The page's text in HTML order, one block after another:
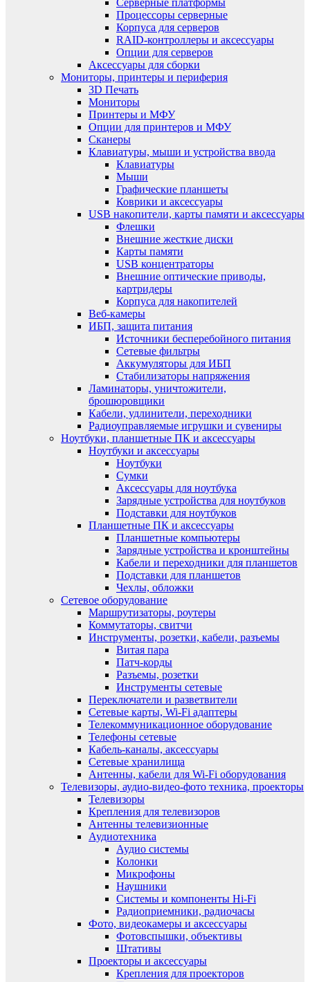
Серверные платформы
Процессоры серверные
Корпуса для серверов
RAID-контроллеры и аксессуары
Опции для серверов
Аксессуары для сборки
Мониторы, принтеры и периферия
3D Печать
Мониторы
Принтеры и МФУ
Опции для принтеров и МФУ
Сканеры
Клавиатуры, мыши и устройства ввода
Клавиатуры
Мыши
Графические планшеты
Коврики и аксессуары
USB накопители, карты памяти и аксессуары
Флешки
Внешние жесткие диски
Карты памяти
USB концентраторы
Внешние оптические приводы,
картридеры
Корпуса для накопителей
Веб-камеры
ИБП, защита питания
Источники бесперебойного питания
Сетевые фильтры
Аккумуляторы для ИБП
Стабилизаторы напряжения
Ламинаторы, уничтожители,
брошюровщики
Кабели, удлинители, переходники
Радиоуправляемые игрушки и сувениры
Ноутбуки, планшетные ПК и аксессуары
Ноутбуки и аксессуары
Ноутбуки
Сумки
Аксессуары для ноутбука
Зарядные устройства для ноутбуков
Подставки для ноутбуков
Планшетные ПК и аксессуары
Планшетные компьютеры
Зарядные устройства и кронштейны
Кабели и переходники для планшетов
Подставки для планшетов
Чехлы, обложки
Сетевое оборудование
Маршрутизаторы, роутеры
Коммутаторы, свитчи
Инструменты, розетки, кабели, разъемы
Витая пара
Патч-корды
Разъемы, розетки
Инструменты сетевые
Переключатели и разветвители
Сетевые карты, Wi-Fi адаптеры
Телекоммуникационное оборудование
Телефоны сетевые
Кабель-каналы, аксессуары
Сетевые хранилища
Антенны, кабели для Wi-Fi оборудования
Телевизоры, аудио-видео-фото техника, проекторы
Телевизоры
Крепления для телевизоров
Антенны телевизионные
Аудиотехника
Аудио системы
Колонки
Микрофоны
Наушники
Системы и компоненты Hi-Fi
Радиоприемники, радиочасы
Фото, видеокамеры и аксессуары
Фотовспышки, объективы
Штативы
Проекторы и аксессуары
Крепления для проекторов